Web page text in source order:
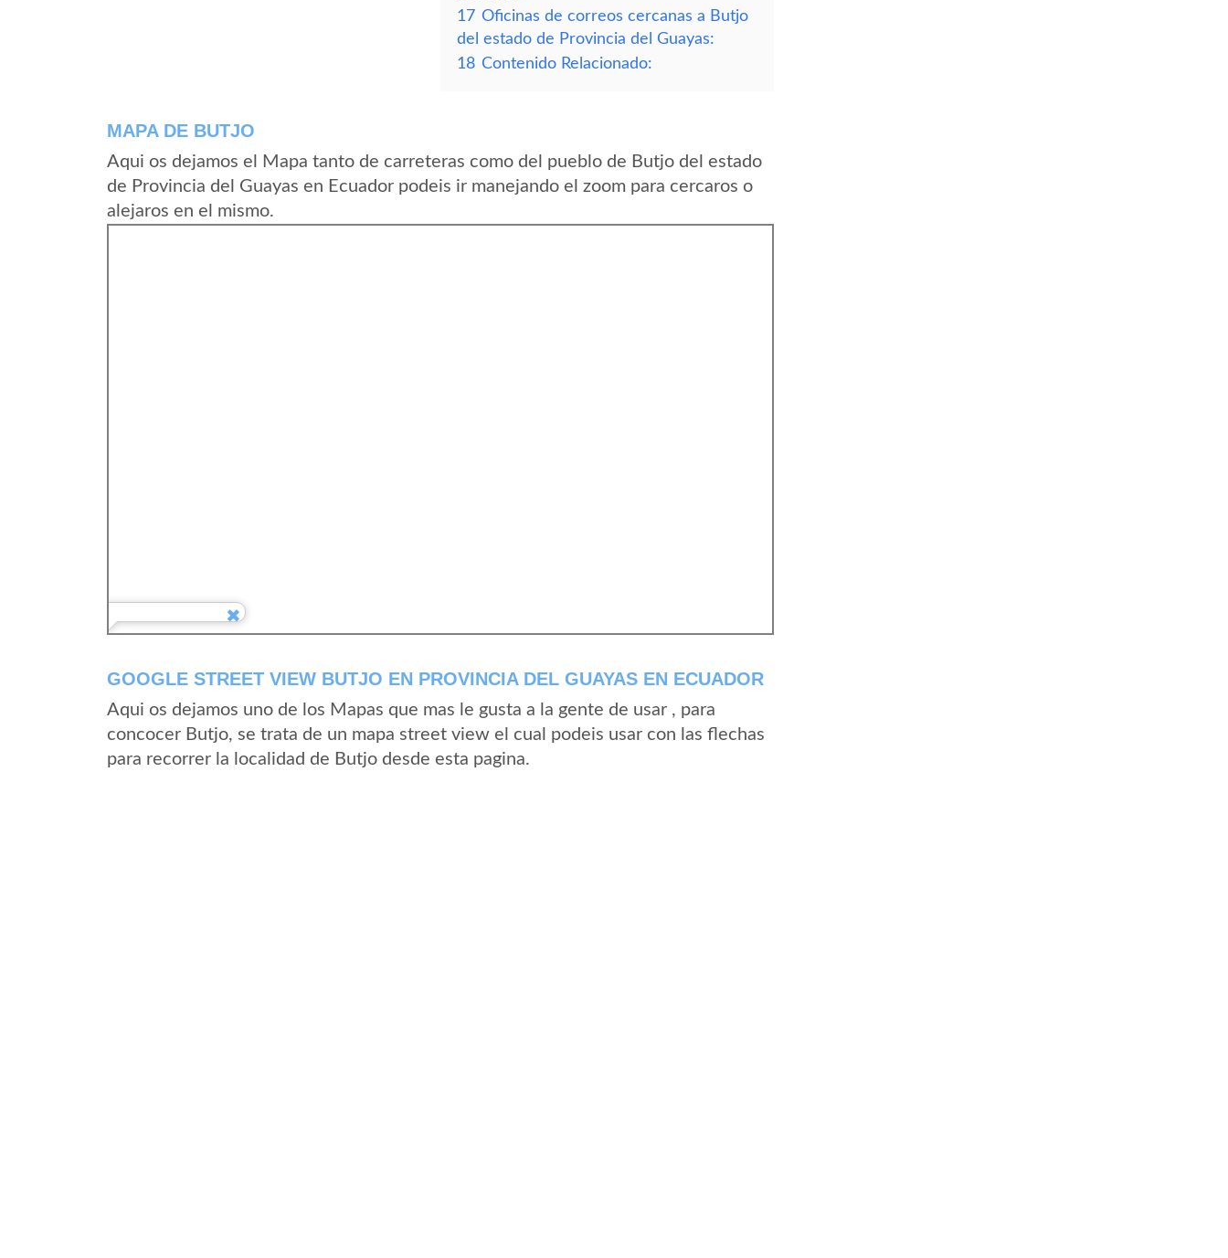
17 Oficinas de correos cercanas a Butjo
del estado de Provincia del Guayas:
18 Contenido Relacionado:
MAPA DE BUTJO
Aqui os dejamos el Mapa tanto de carreteras como del pueblo de Butjo del estado
de Provincia del Guayas en Ecuador podeis ir manejando el zoom para cercaros o
alejaros en el mismo.
GOOGLE STREET VIEW BUTJO EN PROVINCIA DEL GUAYAS EN ECUADOR
Aqui os dejamos uno de los Mapas que mas le gusta a la gente de usar , para
concocer Butjo, se trata de un mapa street view el cual podeis usar con las flechas
para recorrer la localidad de Butjo desde esta pagina.